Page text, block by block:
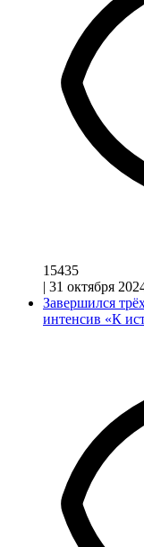
15435
| 31 октября
Завершился
интенсив «К